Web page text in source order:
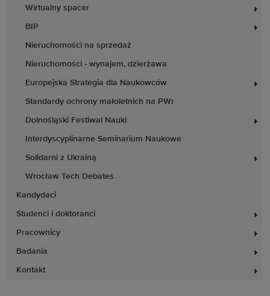
Wirtualny spacer
BIP
Nieruchomości na sprzedaż
Nieruchomości - wynajem, dzierżawa
Europejska Strategia dla Naukowców
Standardy ochrony małoletnich na PWr
Dolnośląski Festiwal Nauki
Interdyscyplinarne Seminarium Naukowe
Solidarni z Ukrainą
Wrocław Tech Debates
Kandydaci
Studenci i doktoranci
Pracownicy
Badania
Kontakt